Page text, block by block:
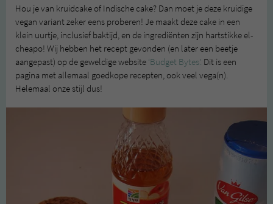
Hou je van kruidcake of Indische cake? Dan moet je deze kruidige
vegan variant zeker eens proberen! Je maakt deze cake in een
klein uurtje, inclusief baktijd, en de ingrediënten zijn hartstikke el-
cheapo! Wij hebben het recept gevonden (en later een beetje
aangepast) op de geweldige website ‘Budget Bytes’. Dit is een
pagina met allemaal goedkope recepten, ook veel vega(n).
Helemaal onze stijl dus!